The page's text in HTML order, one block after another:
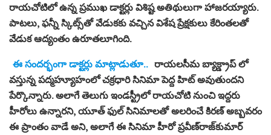
రాయచోటిలో ఉన్న ప్రముఖ డాక్టర్లు విశిష్ట అతిథులుగా హాజరయ్యారు.
పాటలు, ఫన్నీ స్కిట్స్‌తో వేడుకకు వచ్చిన విశేష ప్రేక్షకులు కేరింతలతో
వేడుక ఆద్యంతం ఉరూతలూగింది.
ఈ సందర్భంగా డాక్టర్లు మాట్లాడుతూ.. రాయలసీమ బ్యాక్డ్రాప్ లో
వస్తున్న పద్మహ్యూహంలో చక్రధారి సినిమా పెద్ద హిట్ అవుతుందని
పేర్కొన్నారు. అలాగే తెలుగు ఇండస్ట్రీలో రాయచోటి నుంచి ఇద్దరు
హీరోలు ఉన్నారని, యూత్ ఫుల్ సినిమాలతో అలరించే కిరణ్ అబ్బవరం
ఈ ప్రాంతం వాడే అని, అలాగే ఈ సినిమా హీరో ప్రవీణ్‌రాజ్‌కుమార్‌